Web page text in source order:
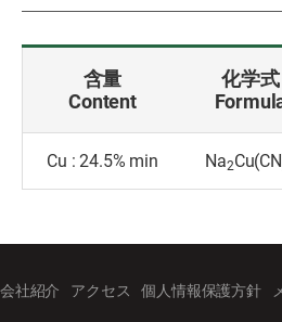
含量
Content
化学式
Cu : 24.5% min Na2
会社紹介 アクセス 個人情報保護方針